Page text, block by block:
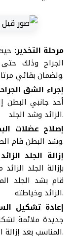
مرحلة التخدير:
الجراح وذلك
ولضمان بقائي مرتاحة خلال فترة إجراء العملية.
إجراء الشق
أحد جانبي البطن
الزائد وشد الجلد.
إصلاح عضلات
وشد البطن قام الطبيب بشد عضلات البطن الضعيفة.
إزالة الجلد
بإزالة الجلد
قام بشد الجلد
الزائد وخياطته.
إعادة تشكيل
جديدة ملائمة
المناسب بعد إزالة الدهون والجلد المترهل.